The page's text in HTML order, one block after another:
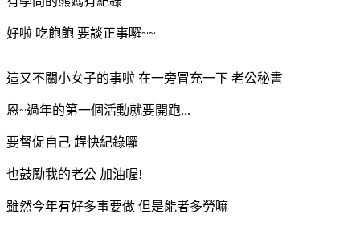
好啦 吃飽飽 要談正事囉~~
這又不關小女子的事啦 在一旁冒充一下 老公秘書
恩~過年的第一個活動就要開跑...
要督促自己 趕快紀錄囉
也鼓勵我的老公 加油喔!
雖然今年有好多事要做 但是能者多勞嘛